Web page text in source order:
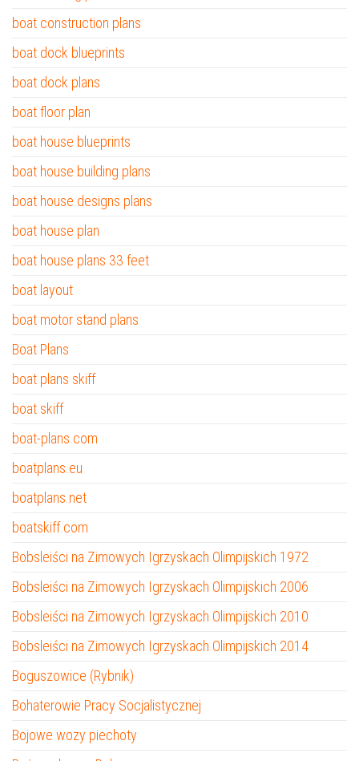
boat construction plans
boat dock blueprints
boat dock plans
boat floor plan
boat house blueprints
boat house building plans
boat house designs plans
boat house plan
boat house plans 33 feet
boat layout
boat motor stand plans
Boat Plans
boat plans skiff
boat skiff
boat-plans.com
boatplans.eu
boatplans.net
boatskiff.com
Bobsleiści na Zimowych Igrzyskach Olimpijskich 1972
Bobsleiści na Zimowych Igrzyskach Olimpijskich 2006
Bobsleiści na Zimowych Igrzyskach Olimpijskich 2010
Bobsleiści na Zimowych Igrzyskach Olimpijskich 2014
Boguszowice (Rybnik)
Bohaterowie Pracy Socjalistycznej
Bojowe wozy piechoty